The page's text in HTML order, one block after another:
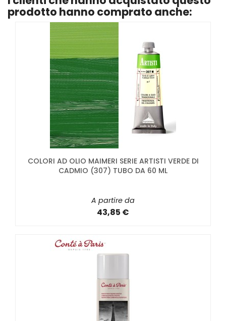
prodotto hanno comprato anche:
COLORI AD OLIO MAIMERI SERIE ARTISTI VERDE DI
CADMIO (307) TUBO DA 60 ML
A partire da
43,85 €